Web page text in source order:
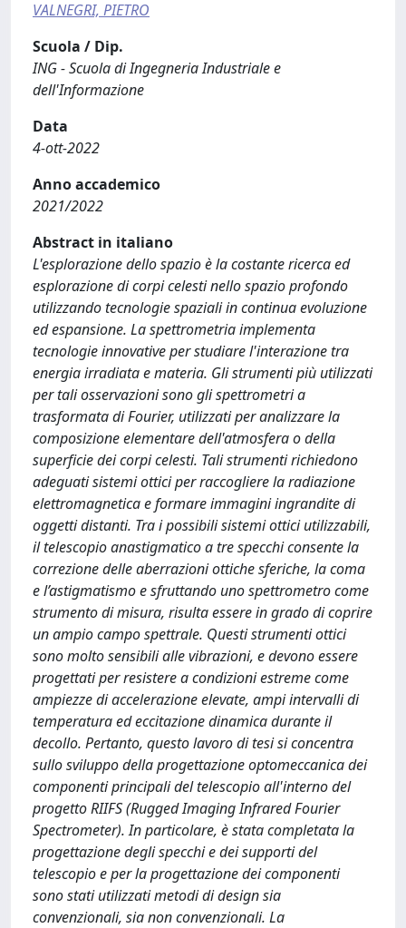
VALNEGRI, PIETRO
Scuola / Dip.
ING - Scuola di Ingegneria Industriale e
dell'Informazione
Data
4-ott-2022
Anno accademico
2021/2022
Abstract in italiano
L'esplorazione dello spazio è la costante ricerca ed
esplorazione di corpi celesti nello spazio profondo
utilizzando tecnologie spaziali in continua evoluzione
ed espansione. La spettrometria implementa
tecnologie innovative per studiare l'interazione tra
energia irradiata e materia. Gli strumenti più utilizzati
per tali osservazioni sono gli spettrometri a
trasformata di Fourier, utilizzati per analizzare la
composizione elementare dell'atmosfera o della
superficie dei corpi celesti. Tali strumenti richiedono
adeguati sistemi ottici per raccogliere la radiazione
elettromagnetica e formare immagini ingrandite di
oggetti distanti. Tra i possibili sistemi ottici utilizzabili,
il telescopio anastigmatico a tre specchi consente la
correzione delle aberrazioni ottiche sferiche, la coma
e l’astigmatismo e sfruttando uno spettrometro come
strumento di misura, risulta essere in grado di coprire
un ampio campo spettrale. Questi strumenti ottici
sono molto sensibili alle vibrazioni, e devono essere
progettati per resistere a condizioni estreme come
ampiezze di accelerazione elevate, ampi intervalli di
temperatura ed eccitazione dinamica durante il
decollo. Pertanto, questo lavoro di tesi si concentra
sullo sviluppo della progettazione optomeccanica dei
componenti principali del telescopio all'interno del
progetto RIIFS (Rugged Imaging Infrared Fourier
Spectrometer). In particolare, è stata completata la
progettazione degli specchi e dei supporti del
telescopio e per la progettazione dei componenti
sono stati utilizzati metodi di design sia
convenzionali, sia non convenzionali. La